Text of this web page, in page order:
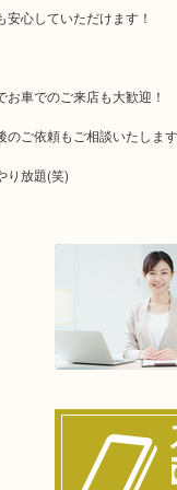
心していただけます！
車でのご来店も大歓迎！
のご依頼もご相談いたしま
り放題(笑)